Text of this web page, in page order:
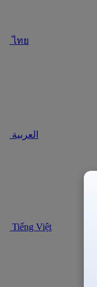
ไทย
العربية
Tiếng Việt